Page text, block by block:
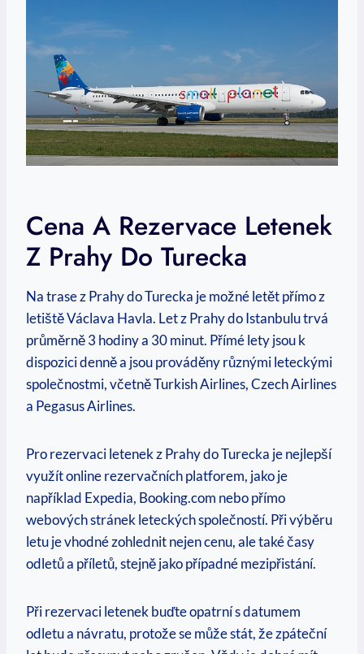
Cena A Rezervace Letenek
Z Prahy Do Turecka
Na trase z Prahy do Turecka je možné letět přímo z
letiště Václava Havla. Let z Prahy do Istanbulu trvá
průměrně 3 hodiny a 30 minut. Přímé lety jsou k
dispozici denně a jsou prováděny různými leteckými
společnostmi, včetně Turkish Airlines, Czech Airlines
a Pegasus Airlines.
Pro rezervaci letenek z Prahy do Turecka je nejlepší
využít online rezervačních platforem, jako je
například Expedia, Booking.com nebo přímo
webových stránek leteckých společností. Při výběru
letu je vhodné zohlednit nejen cenu, ale také časy
odletů a příletů, stejně jako případné mezipřistání.
Při rezervaci letenek buďte opatrní s datumem
odletu a návratu, protože se může stát, že zpáteční